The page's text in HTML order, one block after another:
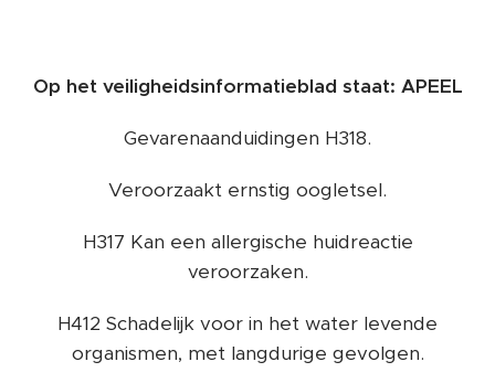
Op het veiligheidsinformatieblad staat: APEEL
Gevarenaanduidingen H318.
Veroorzaakt ernstig oogletsel.
H317 Kan een allergische huidreactie
veroorzaken.
H412 Schadelijk voor in het water levende
organismen, met langdurige gevolgen.